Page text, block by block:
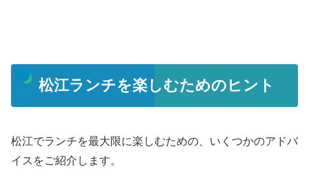
松江ランチを楽しむためのヒント
松江でランチを最大限に楽しむための、いくつかのアドバ
イスをご紹介します。